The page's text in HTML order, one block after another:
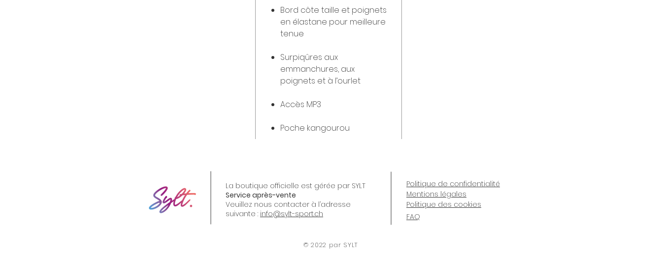
Bord côte taille et poignets
en élastane pour meilleure
tenue
Surpiqûres aux
emmanchures, aux
poignets et à l’ourlet
Accès MP3
Poche kangourou
La boutique officielle est gérée par SYLT
Service après-vente
Veuillez nous contacter à l’adresse
suivante : info@sylt-sport.ch
Politique de confidentialité
Mentions légales
Politique des cookies
FAQ
© 2022 par SYLT